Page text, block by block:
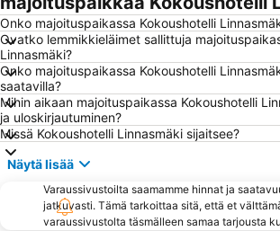
Hirvensalon Hiihtokeskus
Turun
Zoolandia
Aboa Vetus
Väskin seikkailusaari
Forum
Onko majoituspaikassa Kokoushotelli
Ovatko lemmikkieläimet sallittuja
Linnasmäki?
Onko majoituspaikassa Kokoushotelli
saatavilla?
Mihin aikaan majoituspaikassa Kokoushotelli
ja uloskirjautuminen?
Missä Kokoushotelli Linnasmäki sijaitsee?
Näytä lisää
Varaussivustoilta saamamme hinnat ja
jatkuvasti. Tämä tarkoittaa sitä, että et
varaussivustolta täsmälleen samaa tarjousta